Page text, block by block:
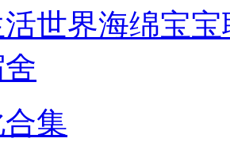
世界海绵宝
集